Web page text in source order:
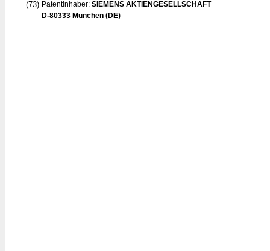
(73) Patentinhaber: SIEMENS AKTIENGESELLSCHAFT
D-80333 München (DE)